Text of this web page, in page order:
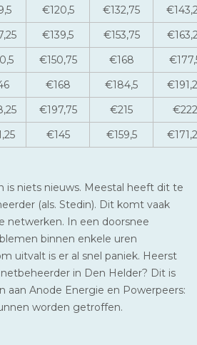
€120,5 €132,75
€139,5 €153,75
€150,75 €168
€168 €184,5
€197,75 €215
€222
€145 €159,5
is niets nieuws. Meestal heeft dit te
(als. Stedin). Dit komt vaak
netwerken. In een doorsnee
binnen enkele uren
uitvalt is er al snel paniek. Heerst
in Den Helder? Dit is
aan Anode Energie en Powerpeers:
worden getroffen.